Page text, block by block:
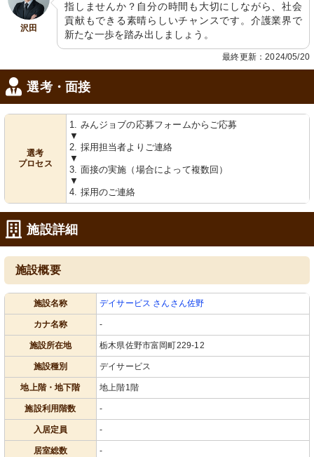
沢田
指しませんか？自分の時間も大切にしながら、社会
貢献もできる素晴らしいチャンスです。介護業界で
新たな一歩を踏み出しましょう。
最終更新：2024/05/20
選考・面接
選考
プロセス
1. みんジョブの応募フォームからご応募
▼
2. 採用担当者よりご連絡
▼
3. 面接の実施（場合によって複数回）
▼
4. 採用のご連絡
施設詳細
施設概要
施設名称 デイサービス さんさん佐野
カナ名称 -
施設所在地 栃木県佐野市富岡町229-12
施設種別 デイサービス
地上階・地下階 地上階1階
施設利用階数 -
入居定員 -
居室総数 -